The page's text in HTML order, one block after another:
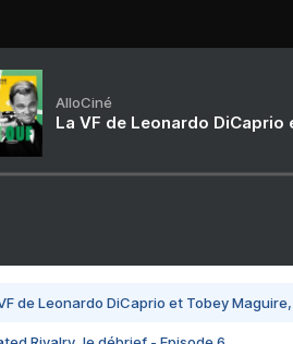
AlloCiné
La VF de Leonardo
de Leonardo DiCaprio et Tobey